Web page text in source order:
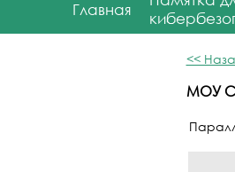
Главная
<<
МОУ